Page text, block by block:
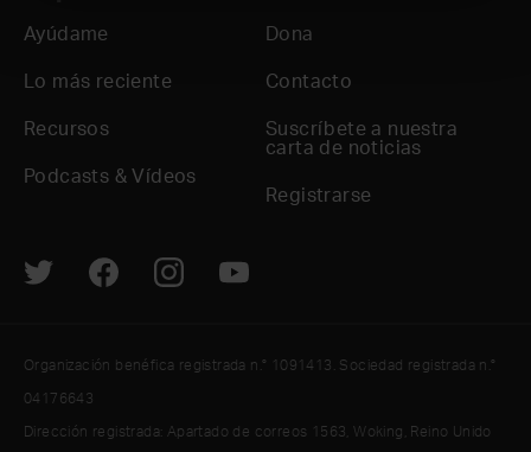
Ayúdame
Lo más reciente
Recursos
Podcasts & Vídeos
Dona
Contacto
Suscríbete a nuestra
carta de noticias
Registrarse
Organización benéfica registrada n.° 1091413. Sociedad registrada n.°
04176643
Dirección registrada: Apartado de correos 1563, Woking, Reino Unido